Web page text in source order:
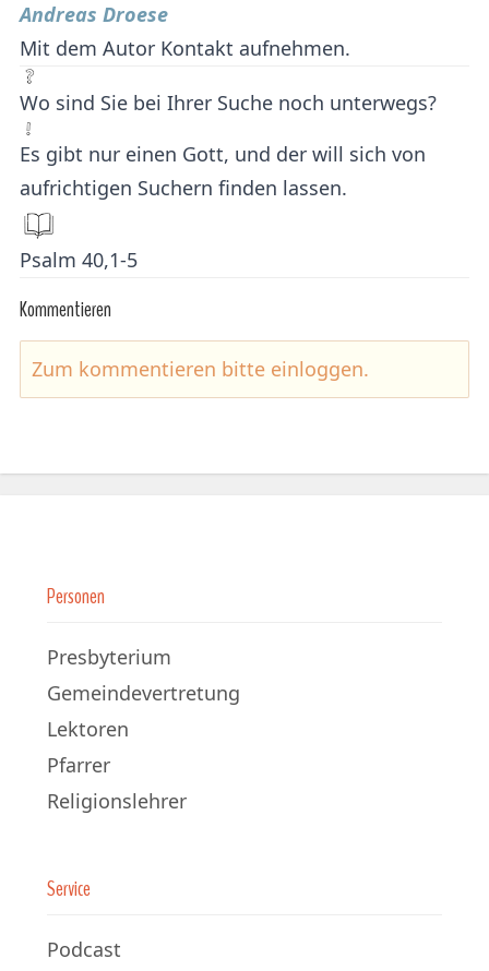
Andreas Droese
Mit dem Autor Kontakt aufnehmen.
Wo sind Sie bei Ihrer Suche noch unterwegs?
Es gibt nur einen Gott, und der will sich von
aufrichtigen Suchern finden lassen.
Psalm 40,1-5
Kommentieren
Zum kommentieren bitte einloggen.
Personen
Presbyterium
Gemeindevertretung
Lektoren
Pfarrer
Religionslehrer
Service
Podcast